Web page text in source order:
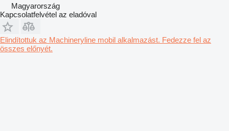
Magyarország
Kapcsolatfelvétel az eladóval
Elindítottuk az Machineryline mobil alkalmazást. Fedezze fel az
összes előnyét.